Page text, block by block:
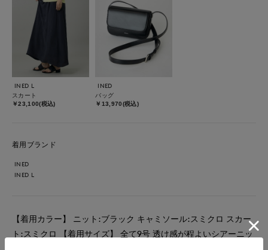
INED L
スカート
￥23,100(税込)
INED
バッグ
￥13,970(税込)
着用ブランド
INED
INED L
【着用カラー】 ニット:ブラック キャミソール:スミクロ スカー
ト:スミクロ 【着用サイズ】 全て9号 透け感が程よいシアーニッ